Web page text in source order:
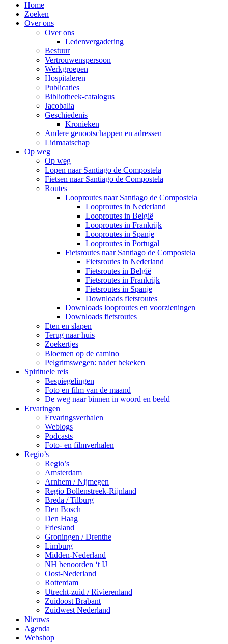
Home
Zoeken
Over ons
Over ons
Ledenvergadering
Bestuur
Vertrouwenspersoon
Werkgroepen
Hospitaleren
Publicaties
Bibliotheek-catalogus
Jacobalia
Geschiedenis
Kronieken
Andere genootschappen en adressen
Lidmaatschap
Op weg
Op weg
Lopen naar Santiago de Compostela
Fietsen naar Santiago de Compostela
Routes
Looproutes naar Santiago de Compostela
Looproutes in Nederland
Looproutes in België
Looproutes in Frankrijk
Looproutes in Spanje
Looproutes in Portugal
Fietsroutes naar Santiago de Compostela
Fietsroutes in Nederland
Fietsroutes in België
Fietsroutes in Frankrijk
Fietsroutes in Spanje
Downloads fietsroutes
Downloads looproutes en voorzieningen
Downloads fietsroutes
Eten en slapen
Terug naar huis
Zoekertjes
Bloemen op de camino
Pelgrimswegen: nader bekeken
Spirituele reis
Bespiegelingen
Foto en film van de maand
De weg naar binnen in woord en beeld
Ervaringen
Ervaringsverhalen
Weblogs
Podcasts
Foto- en filmverhalen
Regio’s
Regio’s
Amsterdam
Arnhem / Nijmegen
Regio Bollenstreek-Rijnland
Breda / Tilburg
Den Bosch
Den Haag
Friesland
Groningen / Drenthe
Limburg
Midden-Nederland
NH benoorden ‘t IJ
Oost-Nederland
Rotterdam
Utrecht-zuid / Rivierenland
Zuidoost Brabant
Zuidwest Nederland
Nieuws
Agenda
Webshop